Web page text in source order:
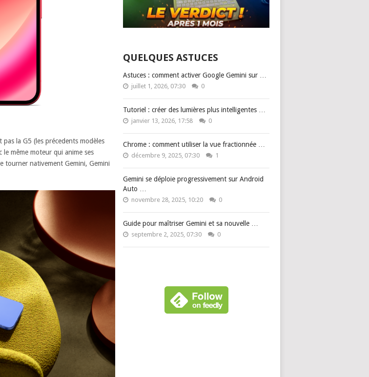
la G5 (les précedents modèles
même moteur qui anime ses
tourner nativement Gemini, Gemini
QUELQUES ASTUCES
Astuces : comment activer Google Gemini sur …
juillet 1, 2026, 07:30 0
Tutoriel : créer des lumières plus intelligentes …
janvier 13, 2026, 17:58 0
Chrome : comment utiliser la vue fractionnée …
décembre 9, 2025, 07:30 1
Gemini se déploie progressivement sur Android
Auto …
novembre 28, 2025, 10:20 0
Guide pour maîtriser Gemini et sa nouvelle …
septembre 2, 2025, 07:30 0